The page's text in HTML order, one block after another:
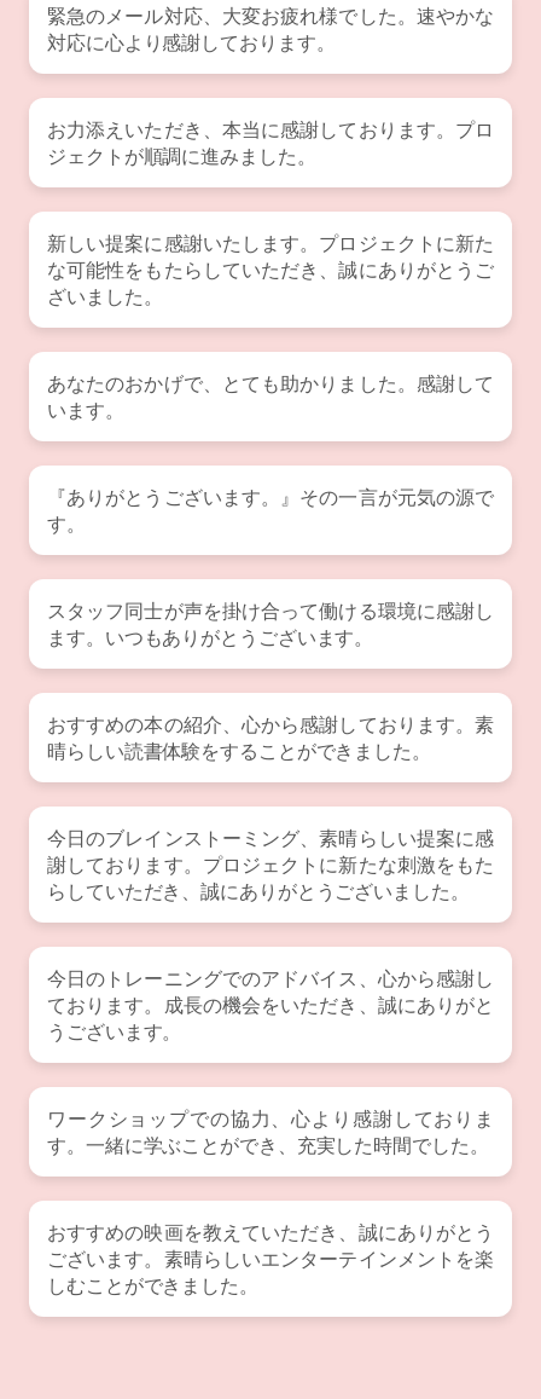
緊急のメール対応、大変お疲れ様でした。速やかな
対応に心より感謝しております。
お力添えいただき、本当に感謝しております。プロ
ジェクトが順調に進みました。
新しい提案に感謝いたします。プロジェクトに新た
な可能性をもたらしていただき、誠にありがとうご
ざいました。
あなたのおかげで、とても助かりました。感謝して
います。
『ありがとうございます。』その一言が元気の源で
す。
スタッフ同士が声を掛け合って働ける環境に感謝し
ます。いつもありがとうございます。
おすすめの本の紹介、心から感謝しております。素
晴らしい読書体験をすることができました。
今日のブレインストーミング、素晴らしい提案に感
謝しております。プロジェクトに新たな刺激をもた
らしていただき、誠にありがとうございました。
今日のトレーニングでのアドバイス、心から感謝し
ております。成長の機会をいただき、誠にありがと
うございます。
ワークショップでの協力、心より感謝しておりま
す。一緒に学ぶことができ、充実した時間でした。
おすすめの映画を教えていただき、誠にありがとう
ございます。素晴らしいエンターテインメントを楽
しむことができました。